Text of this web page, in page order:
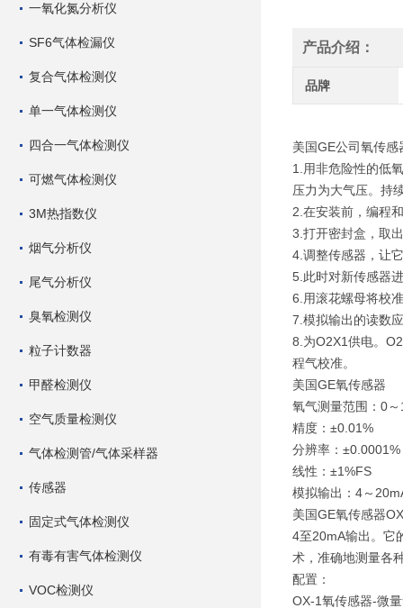
一氧化氮分析仪
SF6气体检漏仪
复合气体检测仪
单一气体检测仪
四合一气体检测仪
可燃气体检测仪
3M热指数仪
烟气分析仪
尾气分析仪
臭氧检测仪
粒子计数器
甲醛检测仪
空气质量检测仪
气体检测管/气体采样器
传感器
固定式气体检测仪
有毒有害气体检测仪
VOC检测仪
产品介绍：
品牌
美国GE公司氧传感
1.用非危险性的低
压力为大气压。持
2.在安装前，编程
3.打开密封盒，取
4.调整传感器，让
5.此时对新传感器
6.用滚花螺母将校
7.模拟输出的读数
8.为O2X1供电。
程气校准。
美国GE氧传感器
氧气测量范围：0
精度：±0.01%
分辨率：±0.0001%
线性：±1%FS
模拟输出：4～
美国GE氧传感器
4至20mA输出。它
术，准确地测量各
配置：
OX-1氧传感器-微